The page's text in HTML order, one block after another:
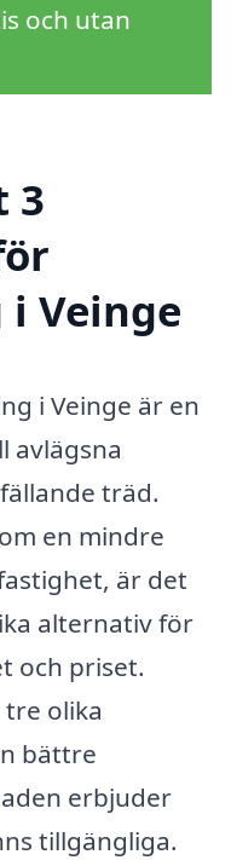
och utan
3
Veinge
i Veinge är en
avlägsna
träd.
en mindre
är det
alternativ för
och priset.
olika
bättre
erbjuder
tillgängliga.